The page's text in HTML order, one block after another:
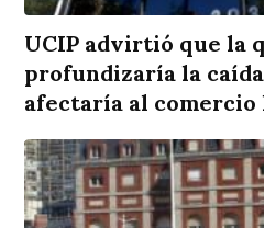
UCIP advirtió que la
profundizaría la
afectaría al comercio